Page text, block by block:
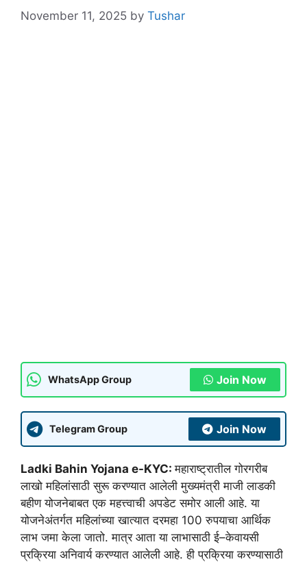
November 11, 2025 by Tushar
WhatsApp Group Join Now
Telegram Group Join Now
Ladki Bahin Yojana e-KYC:महाराष्ट्रातील गोरगरीब
लाखो महिलांसाठी सुरू करण्यात आलेली मुख्यमंत्री माजी लाडकी
बहीण योजनेबाबत एक महत्त्वाची अपडेट समोर आली आहे. या
योजनेअंतर्गत महिलांच्या खात्यात दरमहा 100 रुपयाचा आर्थिक
लाभ जमा केला जातो. मात्र आता या लाभासाठी ई–केवायसी
प्रक्रिया अनिवार्य करण्यात आलेली आहे. ही प्रक्रिया करण्यासाठी